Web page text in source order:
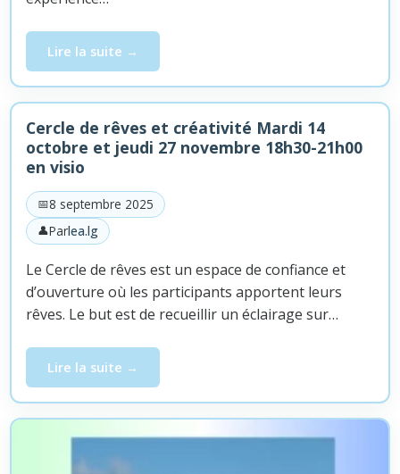
Lire la suite
Atelier en visio – Chagall zoome sur vos rêves,
Cercle de rêves et créativité Mardi 14
octobre et jeudi 27 novembre 18h30-21h00
en visio
8 septembre 2025
Parlea.lg
Le Cercle de rêves est un espace de confiance et
d’ouverture où les participants apportent leurs
rêves. Le but est de recueillir un éclairage sur…
Lire la suite
Cercle de rêves et créativité Mardi 14 octobre et jeudi